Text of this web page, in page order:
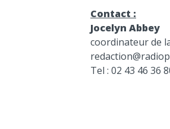
Contact :
Jocelyn Abbey
coordinateur de
Tel : 02 43 46 36